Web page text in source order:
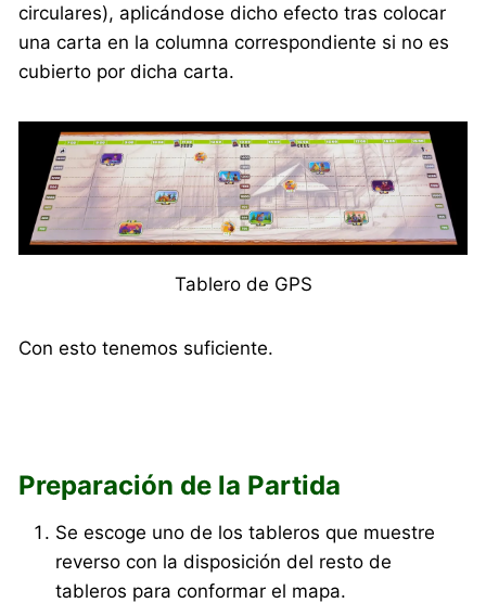
circulares), aplicándose dicho efecto tras colocar
una carta en la columna correspondiente si no es
cubierto por dicha carta.
Tablero de GPS
Con esto tenemos suficiente.
Preparación de la Partida
Se escoge uno de los tableros que muestre
reverso con la disposición del resto de
tableros para conformar el mapa.